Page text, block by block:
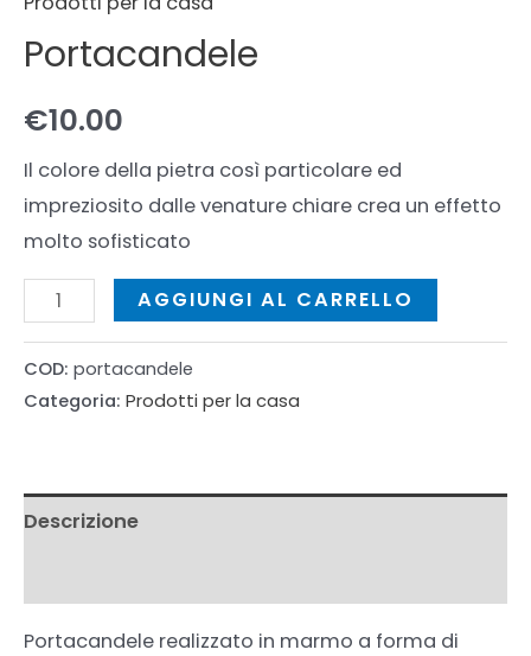
Portacandele
€10.00
Il colore della pietra così particolare ed
impreziosito dalle venature chiare crea un effetto
molto sofisticato
Portacandele
quantità
AGGIUNGI AL CARRELLO
COD: portacandele
Categoria: Prodotti per la casa
Descrizione
Portacandele realizzato in marmo a forma di